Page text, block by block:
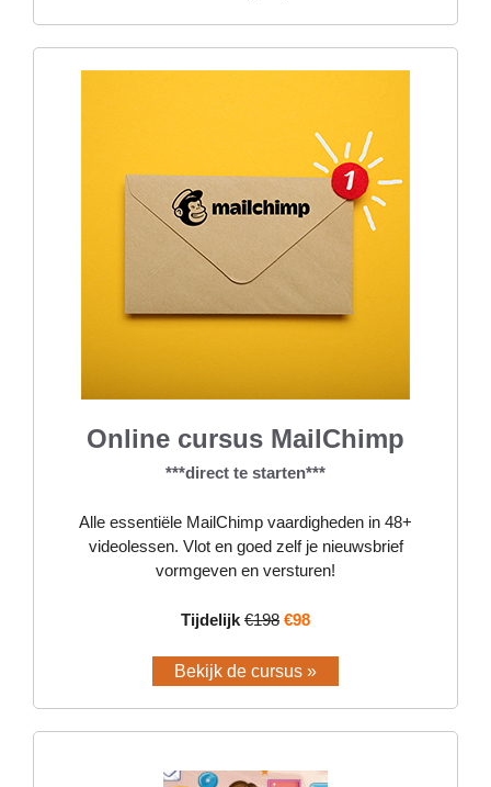
Online cursus MailChimp
***direct te starten***
Alle essentiële MailChimp vaardigheden in 48+
videolessen. Vlot en goed zelf je nieuwsbrief
vormgeven en versturen!
Tijdelijk €198 €98
Bekijk de cursus »